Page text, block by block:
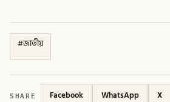
#জাতীয়
SHARE Facebook WhatsApp X